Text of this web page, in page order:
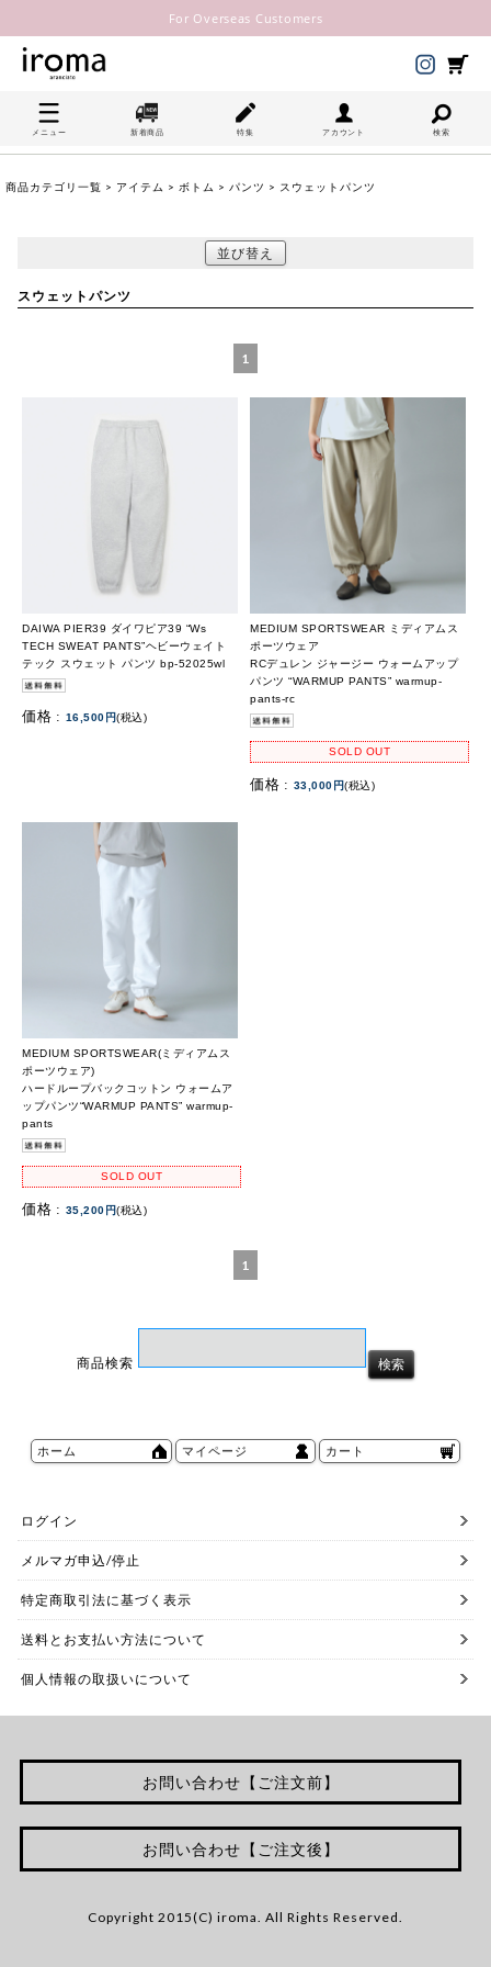
For Overseas Customers
メニュー 新着商品 特集 アカウント 検索
商品カテゴリ一覧 > アイテム > ボトム > パンツ > スウェットパンツ
並び替え
スウェットパンツ
1
DAIWA PIER39 ダイワピア39 “Ws
TECH SWEAT PANTS”ヘビーウェイト
テック スウェット パンツ bp-52025wl
価格 : 16,500円(税込)
MEDIUM SPORTSWEAR ミディアムス
ポーツウェア
RCデュレン ジャージー ウォームアップ
パンツ “WARMUP PANTS” warmup-
pants-rc
SOLD OUT
価格 : 33,000円(税込)
MEDIUM SPORTSWEAR(ミディアムス
ポーツウェア)
ハードループバックコットン ウォームア
ップパンツ“WARMUP PANTS” warmup-
pants
SOLD OUT
価格 : 35,200円(税込)
1
商品検索
ホーム マイページ カート
ログイン
メルマガ申込/停止
特定商取引法に基づく表示
送料とお支払い方法について
個人情報の取扱いについて
お問い合わせ【ご注文前】
お問い合わせ【ご注文後】
Copyright 2015(C) iroma. All Rights Reserved.